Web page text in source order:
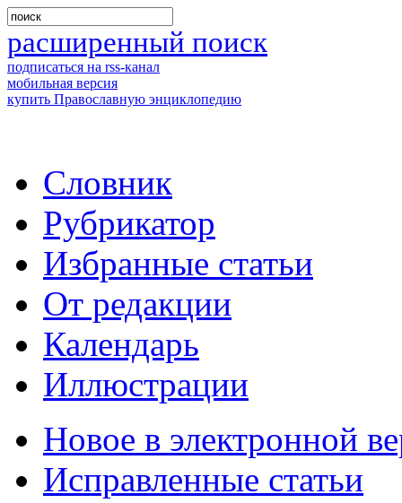
расширенный поиск
подписаться на rss-канал
мобильная версия
купить Православную энциклопедию
Словник
Рубрикатор
Избранные статьи
От редакции
Календарь
Иллюстрации
Новое в электронной
Исправленные статьи